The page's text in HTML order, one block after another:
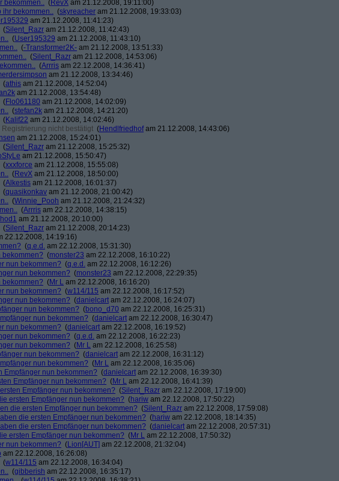
bekommen.. (RevX am 21.12.2008, 19:11:00)
ihr bekommen.. (skyreacher am 21.12.2008, 19:33:03)
am 21.12.2008, 11:41:23)
(Silent_Razr am 21.12.2008, 11:42:43)
(User195329 am 21.12.2008, 11:43:10)
(-Transformer2K- am 21.12.2008, 13:51:33)
(Silent_Razr am 21.12.2008, 14:53:06)
(Arrris am 22.12.2008, 14:36:41)
am 21.12.2008, 13:34:46)
(athis am 21.12.2008, 14:52:04)
am 21.12.2008, 13:54:48)
(Flo061180 am 21.12.2008, 14:02:09)
(stefan2k am 21.12.2008, 14:21:20)
(Kalif22 am 21.12.2008, 14:02:46)
nicht bestätigt (Hendlfriedhofam 21.12.2008, 14:43:06)
am 21.12.2008, 15:24:01)
(Silent_Razr am 21.12.2008, 15:25:32)
am 21.12.2008, 15:50:47)
(xxxforce am 21.12.2008, 15:55:08)
(RevX am 21.12.2008, 18:50:00)
(Alkestis am 21.12.2008, 16:01:37)
(quasikonkav am 21.12.2008, 21:00:42)
(Winnie_Pooh am 21.12.2008, 21:24:32)
(Arrris am 22.12.2008, 14:38:15)
am 21.12.2008, 20:10:00)
(Silent_Razr am 21.12.2008, 20:14:23)
22.12.2008, 14:19:16)
(q.e.d. am 22.12.2008, 15:31:30)
bekommen? (monster23 am 22.12.2008, 16:10:22)
nun bekommen? (q.e.d. am 22.12.2008, 16:12:26)
nun bekommen? (monster23 am 22.12.2008, 22:29:35)
bekommen? (Mr L am 22.12.2008, 16:16:20)
nun bekommen? (w114/115 am 22.12.2008, 16:17:52)
nun bekommen? (danielcart am 22.12.2008, 16:24:07)
nun bekommen? (bono_d70 am 22.12.2008, 16:25:31)
nun bekommen? (danielcart am 22.12.2008, 16:30:47)
nun bekommen? (danielcart am 22.12.2008, 16:19:52)
nun bekommen? (q.e.d. am 22.12.2008, 16:22:23)
nun bekommen? (Mr L am 22.12.2008, 16:25:58)
nun bekommen? (danielcart am 22.12.2008, 16:31:12)
nun bekommen? (Mr L am 22.12.2008, 16:35:06)
Empfänger nun bekommen? (danielcart am 22.12.2008, 16:39:30)
Empfänger nun bekommen? (Mr L am 22.12.2008, 16:41:39)
Empfänger nun bekommen? (Silent_Razr am 22.12.2008, 17:19:00)
ersten Empfänger nun bekommen? (hariw am 22.12.2008, 17:50:22)
die ersten Empfänger nun bekommen? (Silent_Razr am 22.12.2008, 17:59:08)
die ersten Empfänger nun bekommen? (hariw am 22.12.2008, 18:14:35)
die ersten Empfänger nun bekommen? (danielcart am 22.12.2008, 20:57:31)
ersten Empfänger nun bekommen? (Mr L am 22.12.2008, 17:50:32)
nun bekommen? (Lion[AUT] am 22.12.2008, 21:32:04)
am 22.12.2008, 16:26:08)
(w114/115 am 22.12.2008, 16:34:04)
(gibberish am 22.12.2008, 16:35:17)